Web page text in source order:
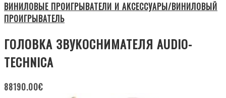
ВИНИЛОВЫЕ ПРОИГРЫВАТЕЛИ И АКСЕССУАРЫ/ВИНИЛОВЫЙ
ПРОИГРЫВАТЕЛЬ
ГОЛОВКА ЗВУКОСНИМАТЕЛЯ AUDIO-
TECHNICA
88190.00€